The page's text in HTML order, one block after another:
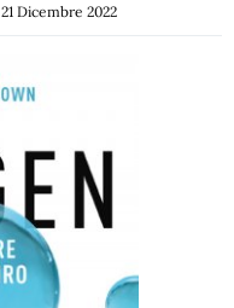
21 Dicembre 2022